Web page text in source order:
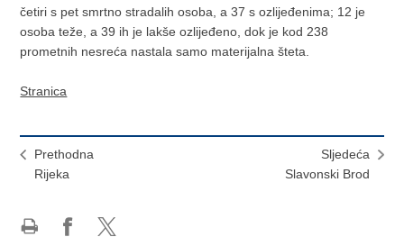
četiri s pet smrtno stradalih osoba, a 37 s ozlijeđenima; 12 je
osoba teže, a 39 ih je lakše ozlijeđeno, dok je kod 238
prometnih nesreća nastala samo materijalna šteta.
Stranica
Prethodna
Rijeka
Sljedeća
Slavonski Brod